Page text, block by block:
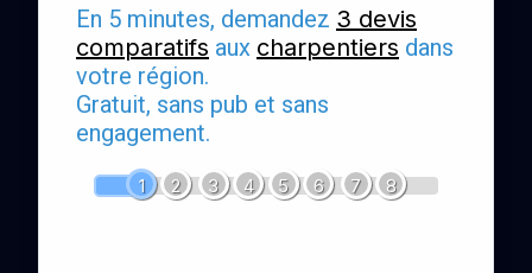
En 5 minutes, demandez 3 devis
comparatifs aux charpentiers dans
votre région.
Gratuit, sans pub et sans
engagement.
1 2 3 4 5 6 7 8